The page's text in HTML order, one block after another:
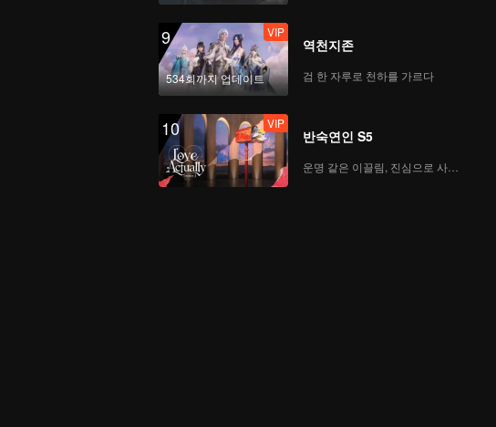
9
534회까지 업데이트
VIP
역천지존
검 한 자루로 천하를 가르다
10 VIP
반숙연인 S5
운명 같은 이끌림, 진심으로 사랑하다